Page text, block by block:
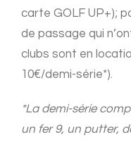
carte GOLF UP+);
de passage qui
clubs sont en
10€/demi-série*).
*La demi-série
un fer 9, un putter,